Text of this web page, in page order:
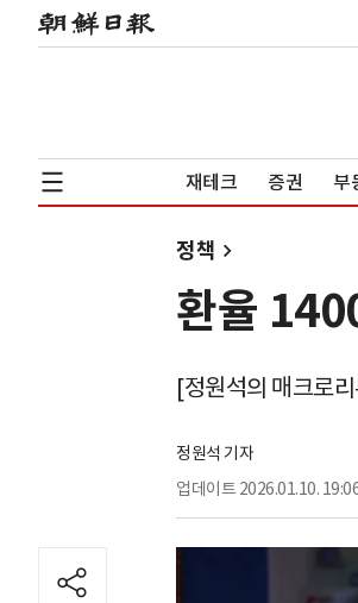
재테크 증권 부
정책
환율
[정원석의 매크로
정원석 기자
업데이트 2026.01.10.